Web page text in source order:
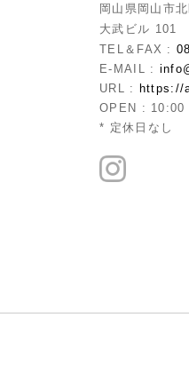
岡山県岡山市
大武ビル 101
TEL＆FAX :
E-MAIL :
URL :
https://
OPEN : 10:00
* 定休日なし